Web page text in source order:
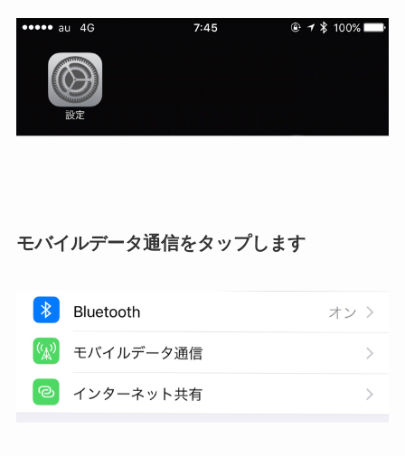
モバイルデータ通信をタップします